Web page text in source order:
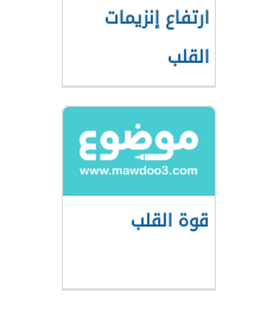
ارتفاع إنزيمات
القلب
قوة القلب